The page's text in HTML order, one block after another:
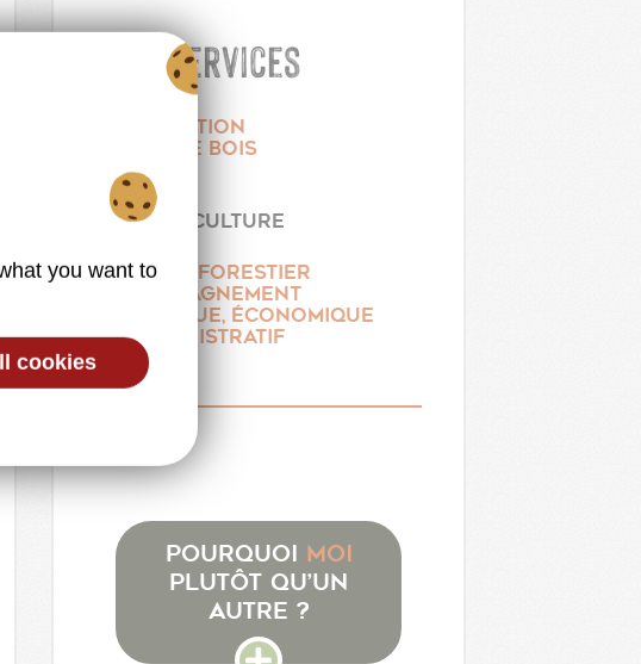
Mes services
EXPLOITATION
ACHAT DE BOIS
TRAVAUX
DE SYLVICULTURE
CONSEIL FORESTIER
ACCOMPAGNEMENT
TECHNIQUE, ÉCONOMIQUE
ET ADMINISTRATIF
Pourquoi moi
plutôt qu’un
autre ?
you want to
cookies